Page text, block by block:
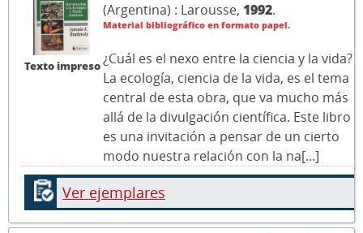
Texto impreso
(Argentina) : Larousse, 1992.
Material bibliográfico en formato papel.
¿Cuál es el nexo entre la ciencia y la vida?
La ecología, ciencia de la vida, es el tema
central de esta obra, que va mucho más
allá de la divulgación científica. Este libro
es una invitación a pensar de un cierto
modo nuestra relación con la na[...]
Ver ejemplares